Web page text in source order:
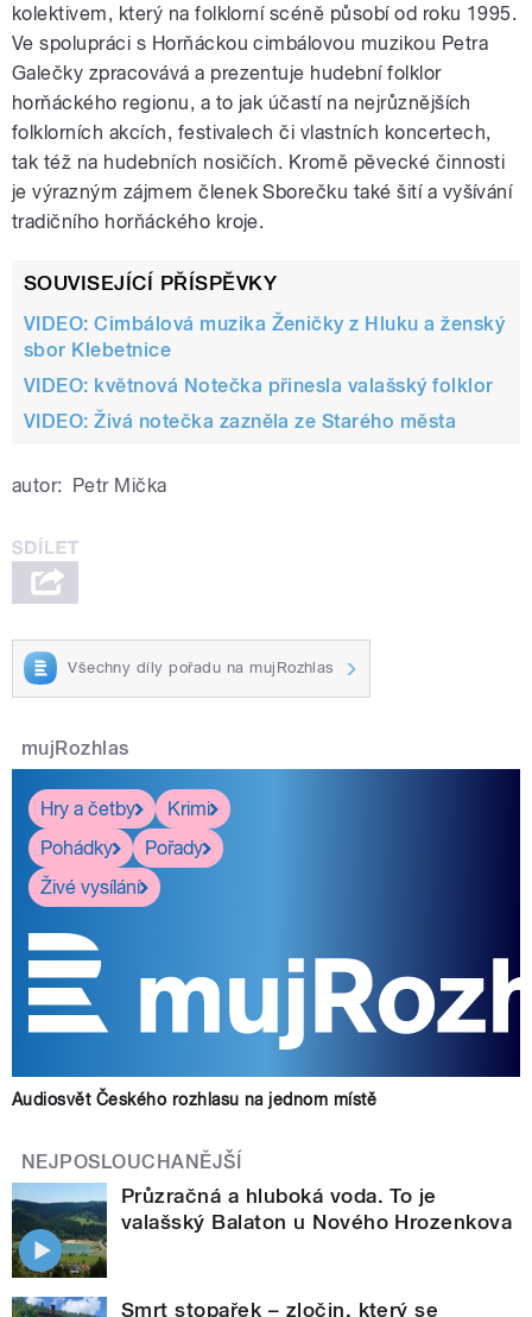
kolektivem, který na folklorní scéně působí od roku 1995.
Ve spolupráci s Horňáckou cimbálovou muzikou Petra
Galečky zpracovává a prezentuje hudební folklor
horňáckého regionu, a to jak účastí na nejrůznějších
folklorních akcích, festivalech či vlastních koncertech,
tak též na hudebních nosičích. Kromě pěvecké činnosti
je výrazným zájmem členek Sborečku také šití a vyšívání
tradičního horňáckého kroje.
SOUVISEJÍCÍ PŘÍSPĚVKY
VIDEO: Cimbálová muzika Ženičky z Hluku a ženský
sbor Klebetnice
VIDEO: květnová Notečka přinesla valašský folklor
VIDEO: Živá notečka zazněla ze Starého města
autor: Petr Mička
Všechny díly pořadu na mujRozhlas
mujRozhlas
Hry a četby
Krimi
Pohádky
Pořady
Živé vysílání
Audiosvět Českého rozhlasu na jednom místě
NEJPOSLOUCHANĚJŠÍ
Průzračná a hluboká voda. To je
valašský Balaton u Nového Hrozenkova
Smrt stopařek – zločin, který se